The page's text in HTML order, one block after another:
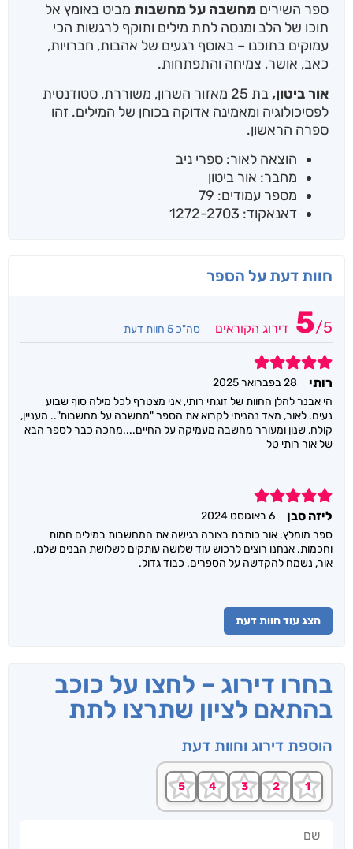
ספר השירים מחשבה על מחשבות מביט באומץ אל
תוכו של הלב ומנסה לתת מילים ותוקף לרגשות הכי
עמוקים בתוכנו – באוסף רגעים של אהבות, חברויות,
כאב, אושר, צמיחה והתפתחות.
אור ביטון,
בת 25 מאזור השרון, משוררת, סטודנטית
לפסיכולוגיה ומאמינה אדוקה בכוחן של המילים. זהו
ספרה הראשון.
הוצאה לאור: ספרי ניב
מחבר: אור ביטון
מספר עמודים: 79
דאנאקוד: 1272-2703
חוות דעת על הספר
5/5 דירוג הקוראים סה"כ 5 חוות דעת
5
רותי
28 בפברואר 2025
הי אבנר להלן החוות של זוגתי רותי, אני מצטרף לכל מילה סוף שבוע
נעים. לאור, מאד נהניתי לקרוא את הספר "מחשבה על מחשבות".. מעניין,
קולח, שנון ומעורר מחשבה מעמיקה על החיים....מחכה כבר לספר הבא
של אור רותי טל
5
ליזה סבן
6 באוגוסט 2024
ספר מומלץ. אור כותבת בצורה רגישה את המחשבות במילים חמות
וחכמות. אנחנו רוצים לרכוש עוד שלושה עותקים לשלושת הבנים שלנו.
אור, נשמח להקדשה על הספרים. כבוד גדול.
הצג עוד חוות דעת
בחרו דירוג – לחצו על כוכב
בהתאם לציון שתרצו לתת
הוספת דירוג וחוות דעת